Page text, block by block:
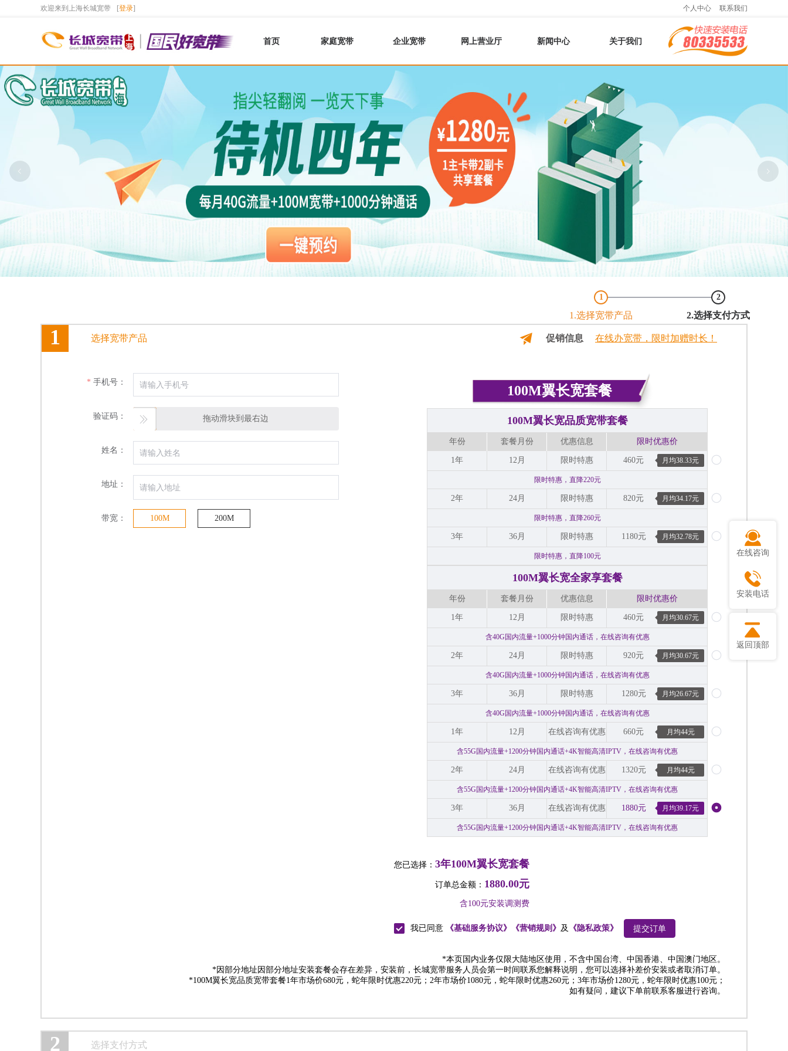
欢迎来到上海长城宽带 [登录] 个人中心 联系我们
首页 家庭宽带 企业宽带 网上营业厅 新闻中心 关于我们
1
1.选择宽带产品
2
2.选择支付方式
1 选择宽带产品 促销信息 在线办宽带，限时加赠时长！
手机号：
验证码： 拖动滑块到最右边
姓名：
地址：
带宽： 100M 200M
100M翼长宽套餐
100M翼长宽品质宽带套餐
年份 套餐月份 优惠信息 限时优惠价
1年 12月 限时特惠 460元 月均38.33元
限时特惠，直降220元
2年 24月 限时特惠 820元 月均34.17元
限时特惠，直降260元
3年 36月 限时特惠 1180元 月均32.78元
限时特惠，直降100元
100M翼长宽全家享套餐
年份 套餐月份 优惠信息 限时优惠价
1年 12月 限时特惠 460元 月均30.67元
含40G国内流量+1000分钟国内通话，在线咨询有优惠
2年 24月 限时特惠 920元 月均30.67元
含40G国内流量+1000分钟国内通话，在线咨询有优惠
3年 36月 限时特惠 1280元 月均26.67元
含40G国内流量+1000分钟国内通话，在线咨询有优惠
1年 12月 在线咨询有优惠 660元 月均44元
含55G国内流量+1200分钟国内通话+4K智能高清IPTV，在线咨询有优惠
2年 24月 在线咨询有优惠 1320元 月均44元
含55G国内流量+1200分钟国内通话+4K智能高清IPTV，在线咨询有优惠
3年 36月 在线咨询有优惠 1880元 月均39.17元
含55G国内流量+1200分钟国内通话+4K智能高清IPTV，在线咨询有优惠
您已选择： 3年100M翼长宽套餐
订单总金额： 1880.00元
含100元安装调测费
我已同意 《基础服务协议》 《营销规则》 及 《隐私政策》 提交订单
*本页国内业务仅限大陆地区使用，不含中国台湾、中国香港、中国澳门地区。
*因部分地址因部分地址安装套餐会存在差异，安装前，长城宽带服务人员会第一时间联系您解释说明，您可以选择补差价安装或者取消订单。
*100M翼长宽品质宽带套餐1年市场价680元，蛇年限时优惠220元；2年市场价1080元，蛇年限时优惠260元；3年市场价1280元，蛇年限时优惠100元；
如有疑问，建议下单前联系客服进行咨询。
2 选择支付方式
在线咨询
安装电话
返回顶部